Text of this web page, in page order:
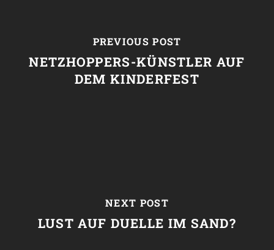
PREVIOUS POST
NETZHOPPERS-KÜNSTLER AUF
DEM KINDERFEST
NEXT POST
LUST AUF DUELLE IM SAND?